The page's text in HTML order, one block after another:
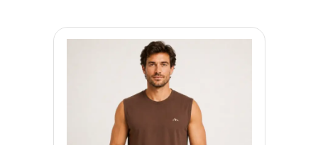
Corta Vento Moletom
Mochila Boné Esportivo
Souvenirs
Chaveiro
Chaveiro Mosquetão
Imã de Geladeira